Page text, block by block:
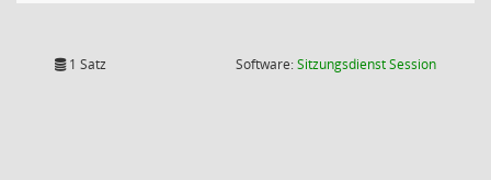
1 Satz Software:SitzungsdienstSession(Wird in